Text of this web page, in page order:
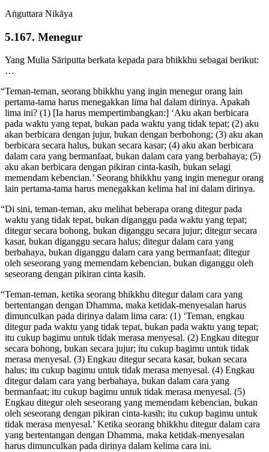
Aṅguttara Nikāya
5.167. Menegur
Yang Mulia Sāriputta berkata kepada para bhikkhu sebagai berikut:
…
“Teman-teman, seorang bhikkhu yang ingin menegur orang lain
pertama-tama harus menegakkan lima hal dalam dirinya. Apakah
lima ini? (1) [Ia harus mempertimbangkan:] ‘Aku akan berbicara
pada waktu yang tepat, bukan pada waktu yang tidak tepat; (2) aku
akan berbicara dengan jujur, bukan dengan berbohong; (3) aku akan
berbicara secara halus, bukan secara kasar; (4) aku akan berbicara
dalam cara yang bermanfaat, bukan dalam cara yang berbahaya; (5)
aku akan berbicara dengan pikiran cinta-kasih, bukan selagi
memendam kebencian.’ Seorang bhikkhu yang ingin menegur orang
lain pertama-tama harus menegakkan kelima hal ini dalam dirinya.
“Di sini, teman-teman, aku melihat beberapa orang ditegur pada
waktu yang tidak tepat, bukan diganggu pada waktu yang tepat;
ditegur secara bohong, bukan diganggu secara jujur; ditegur secara
kasar, bukan diganggu secara halus; ditegur dalam cara yang
berbahaya, bukan diganggu dalam cara yang bermanfaat; ditegur
oleh seseorang yang memendam kebencian, bukan diganggu oleh
seseorang dengan pikiran cinta kasih.
“Teman-teman, ketika seorang bhikkhu ditegur dalam cara yang
bertentangan dengan Dhamma, maka ketidak-menyesalan harus
dimunculkan pada dirinya dalam lima cara: (1) ‘Teman, engkau
ditegur pada waktu yang tidak tepat, bukan pada waktu yang tepat;
itu cukup bagimu untuk tidak merasa menyesal. (2) Engkau ditegur
secara bohong, bukan secara jujur; itu cukup bagimu untuk tidak
merasa menyesal. (3) Engkau ditegur secara kasar, bukan secara
halus; itu cukup bagimu untuk tidak merasa menyesal. (4) Engkau
ditegur dalam cara yang berbahaya, bukan dalam cara yang
bermanfaat; itu cukup bagimu untuk tidak merasa menyesal. (5)
Engkau ditegur oleh seseorang yang memendam kebencian, bukan
oleh seseorang dengan pikiran cinta-kasih; itu cukup bagimu untuk
tidak merasa menyesal.’ Ketika seorang bhikkhu ditegur dalam cara
yang bertentangan dengan Dhamma, maka ketidak-menyesalan
harus dimunculkan pada dirinya dalam kelima cara ini.